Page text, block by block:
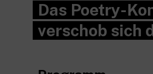
Das Poetry-
verschob sich